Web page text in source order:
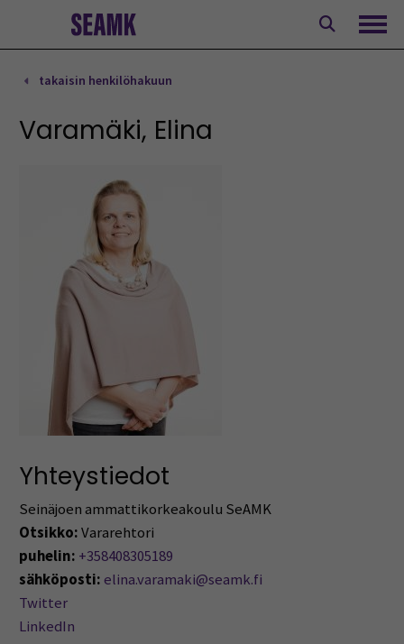
takaisin henkilöhakuun
Varamäki, Elina
Yhteystiedot
Seinäjoen ammattikorkeakoulu SeAMK
Otsikko:Vararehtori
puhelin: +358408305189
sähköposti: elina.varamaki@seamk.fi
Twitter
LinkedIn